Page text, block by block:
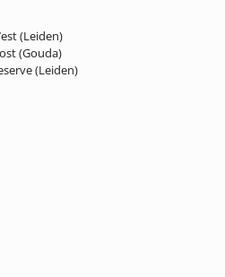
(Leiden)
(Gouda)
(Leiden)